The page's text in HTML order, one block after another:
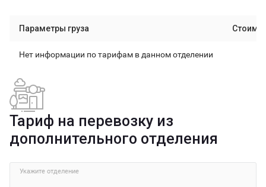
Параметры груза
Нет информации по тарифам в данном отделении
Тариф на перевозку из
дополнительного отделения
Укажите отделение